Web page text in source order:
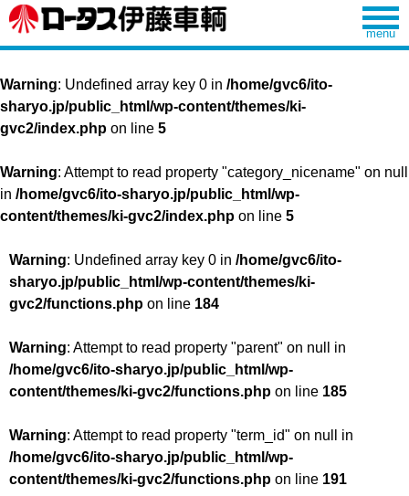
Warning: Undefined array key 0 in /home/gvc6/ito-
sharyo.jp/public_html/wp-content/themes/ki-
gvc2/index.php on line 5
Warning: Attempt to read property "category_nicename" on null
in /home/gvc6/ito-sharyo.jp/public_html/wp-
content/themes/ki-gvc2/index.php on line 5
Warning: Undefined array key 0 in /home/gvc6/ito-
sharyo.jp/public_html/wp-content/themes/ki-
gvc2/functions.php on line 184
Warning: Attempt to read property "parent" on null in
/home/gvc6/ito-sharyo.jp/public_html/wp-
content/themes/ki-gvc2/functions.php on line 185
Warning: Attempt to read property "term_id" on null in
/home/gvc6/ito-sharyo.jp/public_html/wp-
content/themes/ki-gvc2/functions.php on line 191